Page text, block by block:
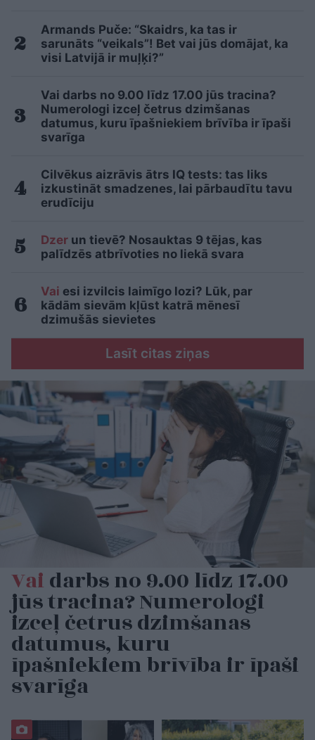
Armands Puče: “Skaidrs, ka tas ir
sarunāts “veikals”! Bet vai jūs domājat, ka
visi Latvijā ir muļķi?”
Vai darbs no 9.00 līdz 17.00 jūs tracina?
Numerologi izceļ četrus dzimšanas
datumus, kuru īpašniekiem brīvība ir īpaši
svarīga
Cilvēkus aizrāvis ātrs IQ tests: tas liks
izkustināt smadzenes, lai pārbaudītu tavu
erudīciju
Dzer un tievē? Nosauktas 9 tējas, kas
palīdzēs atbrīvoties no liekā svara
Vai esi izvilcis laimīgo lozi? Lūk, par
kādām sievām kļūst katrā mēnesī
dzimušās sievietes
Lasīt citas ziņas
Vaidarbs no 9.00 līdz 17.00
jūs tracina? Numerologi
izceļ četrus dzimšanas
datumus, kuru
īpašniekiem brīvība ir īpaši
svarīga